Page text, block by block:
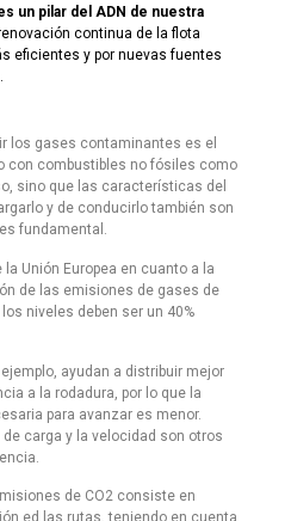
un pilar del ADN de nuestra
continua de la flota
eficientes y por nuevas fuentes
los gases contaminantes es el
con combustibles no fósiles como
sino que las características del
y de conducirlo también son
fundamental.
Unión Europea en cuanto a la
de las emisiones de gases de
niveles deben ser un 40%
ayudan a distribuir mejor
a la rodadura, por lo que la
para avanzar es menor.
carga y la velocidad son otros
de CO2 consiste en